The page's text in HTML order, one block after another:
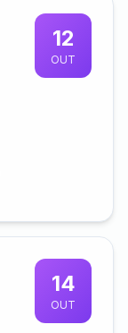
12
OUT
14
OUT